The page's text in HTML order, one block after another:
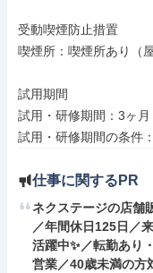
受動喫煙防止措置
喫煙所：喫煙所あり（屋
試用期間
試用・研修期間：3ヶ月
試用・研修期間の条件
仕事に関するPR
ネクステージの店舗
／年間休日125日／
活躍中✨／転勤あり
営業／40歳未満の方